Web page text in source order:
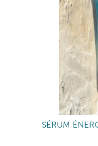
SÉRUM